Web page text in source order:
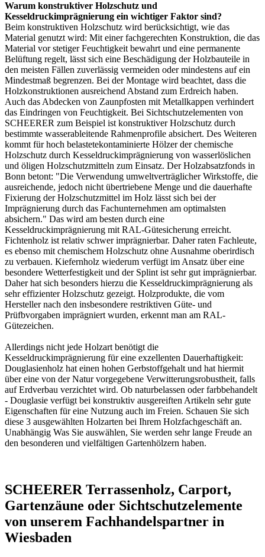
Warum konstruktiver Holzschutz und
Kesseldruckimprägnierung ein wichtiger Faktor sind?
Beim konstruktiven Holzschutz wird berücksichtigt, wie das
Material genutzt wird: Mit einer fachgerechten Konstruktion, die das
Material vor stetiger Feuchtigkeit bewahrt und eine permanente
Belüftung regelt, lässt sich eine Beschädigung der Holzbauteile in
den meisten Fällen zuverlässig vermeiden oder mindestens auf ein
Mindestmaß begrenzen. Bei der Montage wird beachtet, dass die
Holzkonstruktionen ausreichend Abstand zum Erdreich haben.
Auch das Abdecken von Zaunpfosten mit Metallkappen verhindert
das Eindringen von Feuchtigkeit. Bei Sichtschutzelementen von
SCHEERER zum Beispiel ist konstruktiver Holzschutz durch
bestimmte wasserableitende Rahmenprofile absichert. Des Weiteren
kommt für hoch belastetekontaminierte Hölzer der chemische
Holzschutz durch Kesseldruckimprägnierung von wasserlöslichen
und öligen Holzschutzmitteln zum Einsatz. Der Holzabsatzfonds in
Bonn betont: "Die Verwendung umweltverträglicher Wirkstoffe, die
ausreichende, jedoch nicht übertriebene Menge und die dauerhafte
Fixierung der Holzschutzmittel im Holz lässt sich bei der
Imprägnierung durch das Fachunternehmen am optimalsten
absichern." Das wird am besten durch eine
Kesseldruckimprägnierung mit RAL-Gütesicherung erreicht.
Fichtenholz ist relativ schwer imprägnierbar. Daher raten Fachleute,
es ebenso mit chemischem Holzschutz ohne Ausnahme oberirdisch
zu verbauen. Kiefernholz wiederum verfügt im Ansatz über eine
besondere Wetterfestigkeit und der Splint ist sehr gut imprägnierbar.
Daher hat sich besonders hierzu die Kesseldruckimprägnierung als
sehr effizienter Holzschutz gezeigt. Holzprodukte, die vom
Hersteller nach den insbesondere restriktiven Güte- und
Prüfbvorgaben imprägniert wurden, erkennt man am RAL-
Gütezeichen.
Allerdings nicht jede Holzart benötigt die
Kesseldruckimprägnierung für eine exzellenten Dauerhaftigkeit:
Douglasienholz hat einen hohen Gerbstoffgehalt und hat hiermit
über eine von der Natur vorgegebene Verwitterungsrobustheit, falls
auf Erdverbau verzichtet wird. Ob naturbelassen oder farbbehandelt
- Douglasie verfügt bei konstruktiv ausgereiften Artikeln sehr gute
Eigenschaften für eine Nutzung auch im Freien. Schauen Sie sich
diese 3 ausgewählten Holzarten bei Ihrem Holzfachgeschäft an.
Unabhängig Was Sie auswählen, Sie werden sehr lange Freude an
den besonderen und vielfältigen Gartenhölzern haben.
SCHEERER Terrassenholz, Carport,
Gartenzäune oder Sichtschutzelemente
von unserem Fachhandelspartner in
Wiesbaden